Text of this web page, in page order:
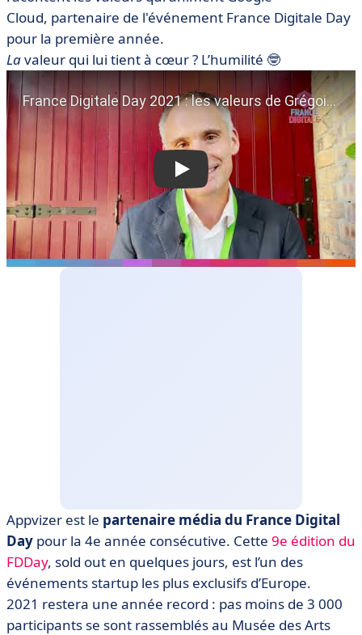
Cloud, partenaire de l'événement France Digitale Day
pour la première année.
Lavaleur qui lui tient à cœur ? L’humilité 🤓
Appvizer est le partenaire média du France Digital
Day pour la 4e année consécutive. Cette 9e édition du
FDDay, sold out en quelques jours, est l’un des
événements startup les plus exclusifs d’Europe.
2021 restera une année record : pas moins de 3 000
participants se sont rassemblés au Musée des Arts